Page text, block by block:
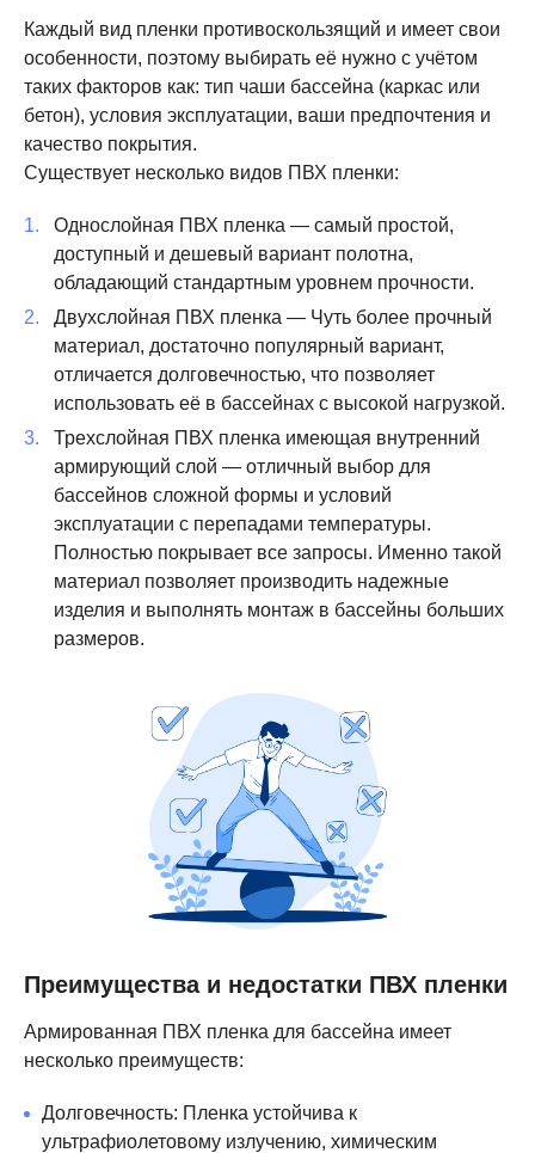
Каждый вид пленки противоскользящий и имеет свои
особенности, поэтому выбирать её нужно с учётом
таких факторов как: тип чаши бассейна (каркас или
бетон), условия эксплуатации, ваши предпочтения и
качество покрытия.
Существует несколько видов ПВХ пленки:
Однослойная ПВХ пленка — самый простой,
доступный и дешевый вариант полотна,
обладающий стандартным уровнем прочности.
Двухслойная ПВХ пленка — Чуть более прочный
материал, достаточно популярный вариант,
отличается долговечностью, что позволяет
использовать её в бассейнах с высокой нагрузкой.
Трехслойная ПВХ пленка имеющая внутренний
армирующий слой — отличный выбор для
бассейнов сложной формы и условий
эксплуатации с перепадами температуры.
Полностью покрывает все запросы. Именно такой
материал позволяет производить надежные
изделия и выполнять монтаж в бассейны больших
размеров.
Преимущества и недостатки ПВХ пленки
Армированная ПВХ пленка для бассейна имеет
несколько преимуществ:
Долговечность: Пленка устойчива к
ультрафиолетовому излучению, химическим